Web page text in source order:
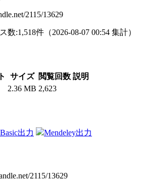
2115/13629
数:1,518件 （2026-08-07 00:54 集計）
サイズ 閲覧回数 説明
2.36 MB 2,623
出力 Mendeley出力
2115/13629